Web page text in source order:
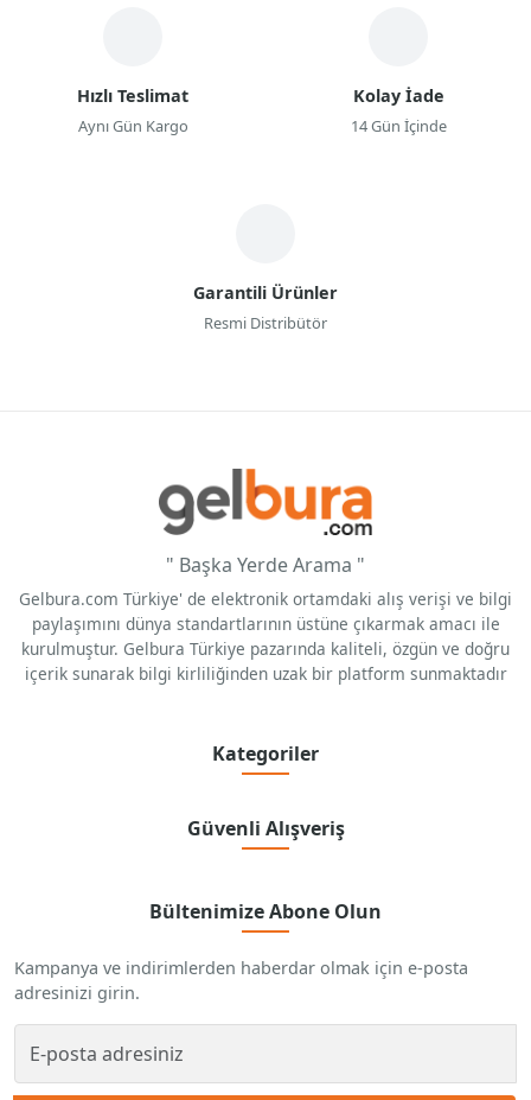
Hızlı Teslimat
Aynı Gün Kargo
Kolay İade
14 Gün İçinde
Garantili Ürünler
Resmi Distribütör
" Başka Yerde Arama "
Gelbura.com Türkiye' de elektronik ortamdaki alış verişi ve bilgi
paylaşımını dünya standartlarının üstüne çıkarmak amacı ile
kurulmuştur. Gelbura Türkiye pazarında kaliteli, özgün ve doğru
içerik sunarak bilgi kirliliğinden uzak bir platform sunmaktadır
Kategoriler
Güvenli Alışveriş
Bültenimize Abone Olun
Kampanya ve indirimlerden haberdar olmak için e-posta
adresinizi girin.